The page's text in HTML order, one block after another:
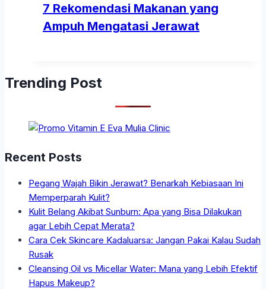
7 Rekomendasi Makanan yang
Ampuh Mengatasi Jerawat
Trending Post
Recent Posts
Pegang Wajah Bikin Jerawat? Benarkah Kebiasaan Ini
Memperparah Kulit?
Kulit Belang Akibat Sunburn: Apa yang Bisa Dilakukan
agar Lebih Cepat Merata?
Cara Cek Skincare Kadaluarsa: Jangan Pakai Kalau Sudah
Rusak
Cleansing Oil vs Micellar Water: Mana yang Lebih Efektif
Hapus Makeup?